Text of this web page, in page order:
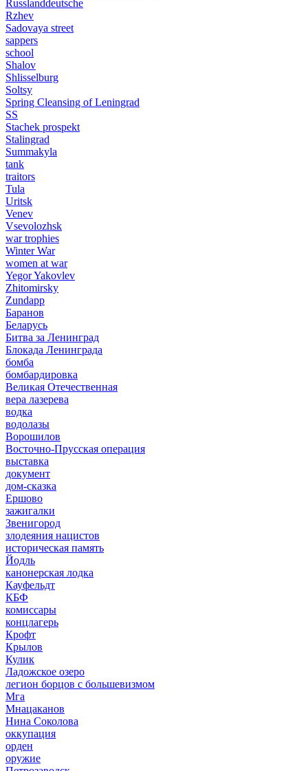
Russlanddeutsche
Rzhev
Sadovaya street
sappers
school
Shalov
Shlisselburg
Soltsy
Spring Cleansing of Leningrad
SS
Stachek prospekt
Stalingrad
Summakyla
tank
traitors
Tula
Uritsk
Venev
Vsevolozhsk
war trophies
Winter War
women at war
Yegor Yakovlev
Zhitomirsky
Zundapp
Баранов
Беларусь
Битва за Ленинград
Блокада Ленинграда
бомба
бомбардировка
Великая Отечественная
вера лазерева
водка
водолазы
Ворошилов
Восточно-Прусская операция
выставка
документ
дом-сказка
Ершово
зажигалки
Звенигород
злодеяния нацистов
историческая память
Йодль
канонерская лодка
Кауфельдт
КБФ
комиссары
концлагерь
Крофт
Крылов
Кулик
Ладожское озеро
легион борцов с большевизмом
Мга
Мнацаканов
Нина Соколова
оккупация
орден
оружие